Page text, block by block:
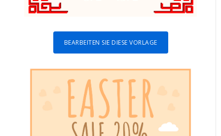
BEARBEITEN SIE DIESE VORLAGE